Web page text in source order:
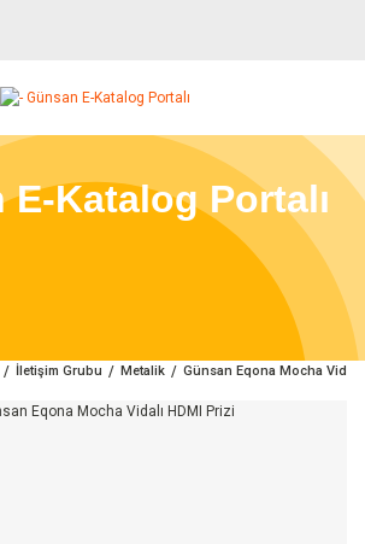
E-Katalog Portalı
İletişim Grubu Metalik Günsan Eqona Mocha